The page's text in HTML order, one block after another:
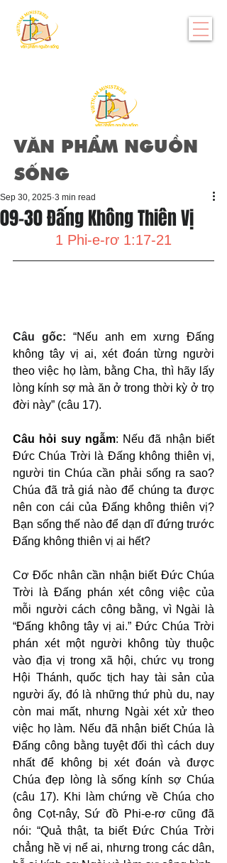
VĂN PHẨM NGUỒN
SỐNG
09-30 Đấng Không Thiên Vị
Sep 30, 2025 3 min read
1 Phi-e-rơ 1:17-21
Câu gốc: “Nếu anh em xưng Đấng
không tây vị ai, xét đoán từng người
theo việc họ làm, bằng Cha, thì hãy lấy
lòng kính sợ mà ăn ở trong thời kỳ ở trọ
đời này” (câu 17).
Câu hỏi suy ngẫm: Nếu đã nhận biết
Đức Chúa Trời là Đấng không thiên vị,
người tin Chúa cần phải sống ra sao?
Chúa đã trả giá nào để chúng ta được
nên con cái của Đấng không thiên vị?
Bạn sống thế nào để dạn dĩ đứng trước
Đấng không thiên vị ai hết?
Cơ Đốc nhân cần nhận biết Đức Chúa
Trời là Đấng phán xét công việc của
mỗi người cách công bằng, vì Ngài là
“Đấng không tây vị ai.” Đức Chúa Trời
phán xét một người không tùy thuộc
vào địa vị trong xã hội, chức vụ trong
Hội Thánh, quốc tịch hay tài sản của
người ấy, đó là những thứ phù du, nay
còn mai mất, nhưng Ngài xét xử theo
việc họ làm. Nếu đã nhận biết Chúa là
Đấng công bằng tuyệt đối thì cách duy
nhất để không bị xét đoán và được
Chúa đẹp lòng là sống kính sợ Chúa
(câu 17). Khi làm chứng về Chúa cho
ông Cọt-nây, Sứ đồ Phi-e-rơ cũng đã
nói: “Quả thật, ta biết Đức Chúa Trời
chẳng hề vị nể ai, nhưng trong các dân,